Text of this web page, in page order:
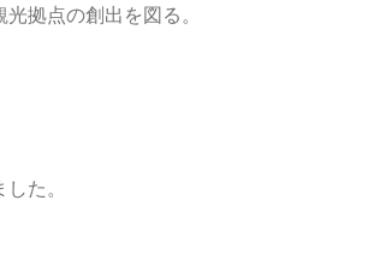
拠点の創出を図る。
た。